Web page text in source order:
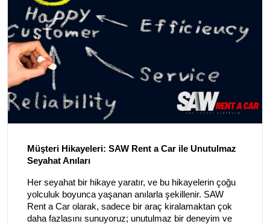
Müşteri Hikayeleri: SAW Rent a Car ile Unutulmaz
Seyahat Anıları
Her seyahat bir hikaye yaratır, ve bu hikayelerin çoğu
yolculuk boyunca yaşanan anılarla şekillenir. SAW
Rent a Car olarak, sadece bir araç kiralamaktan çok
daha fazlasını sunuyoruz; unutulmaz bir deneyim ve